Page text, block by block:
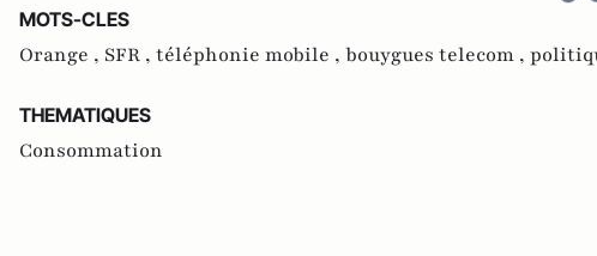
MOTS-CLES
Orange , SFR , téléphonie mobile , bouygues telecom ,
THEMATIQUES
Consommation